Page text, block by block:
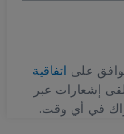
على اتفاقية
إشعارات عبر
في أي وقت.